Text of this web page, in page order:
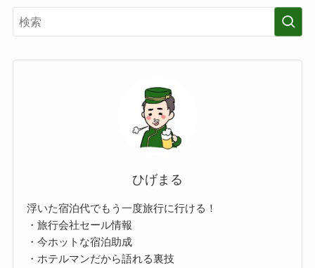
ひげまる
浮いた宿泊代でもう一度旅行に行ける！
・旅行会社セール情報
・今ホットな宿泊助成
・ホテルマンだから語れる裏技